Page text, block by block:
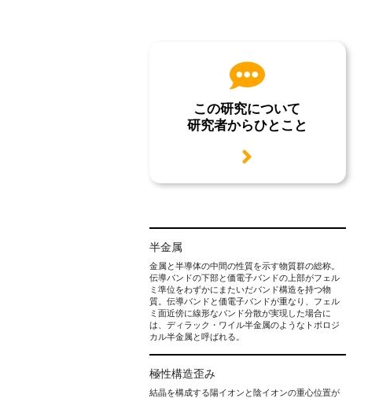
この研究について
研究者からひとこと
用語説明
半金属
金属と半導体の中間の性質を示す物質群の総称。
伝導バンドの下部と価電子バンドの上部がフェル
ミ準位をわずかにまたいだバンド構造を持つ物
質。伝導バンドと価電子バンドが重なり、フェル
ミ面近傍に線形なバンド分散が実現した場合に
は、ディラック・ワイル半金属のようなトポロジ
カル半金属と呼ばれる。
極性構造歪み
結晶を構成する陽イオンと陰イオンの重心位置が